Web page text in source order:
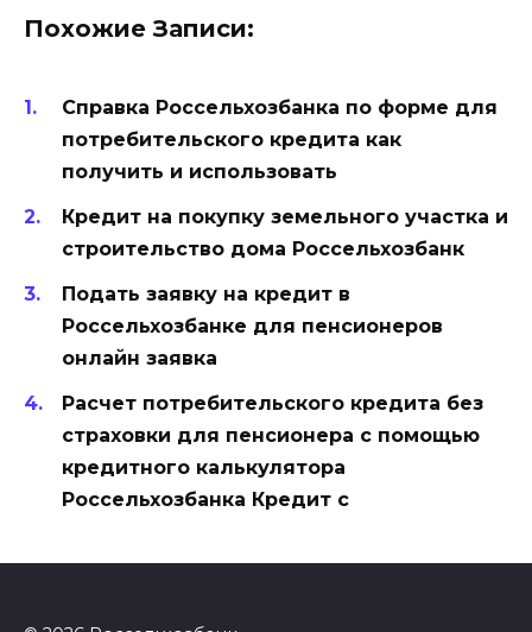
Похожие Записи:
Справка Россельхозбанка по форме для
потребительского кредита как
получить и использовать
Кредит на покупку земельного участка и
строительство дома Россельхозбанк
Подать заявку на кредит в
Россельхозбанке для пенсионеров
онлайн заявка
Расчет потребительского кредита без
страховки для пенсионера с помощью
кредитного калькулятора
Россельхозбанка Кредит с